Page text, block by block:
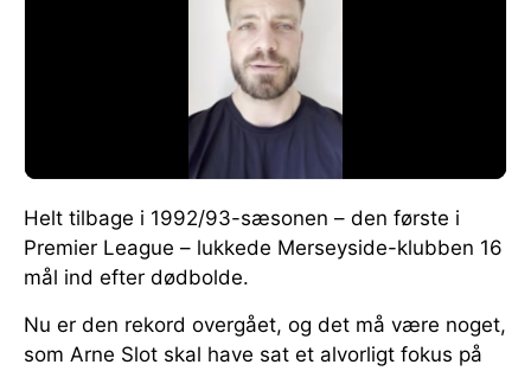
Helt tilbage i 1992/93-sæsonen – den første i
Premier League – lukkede Merseyside-klubben 16
mål ind efter dødbolde.
Nu er den rekord overgået, og det må være noget,
som Arne Slot skal have sat et alvorligt fokus på